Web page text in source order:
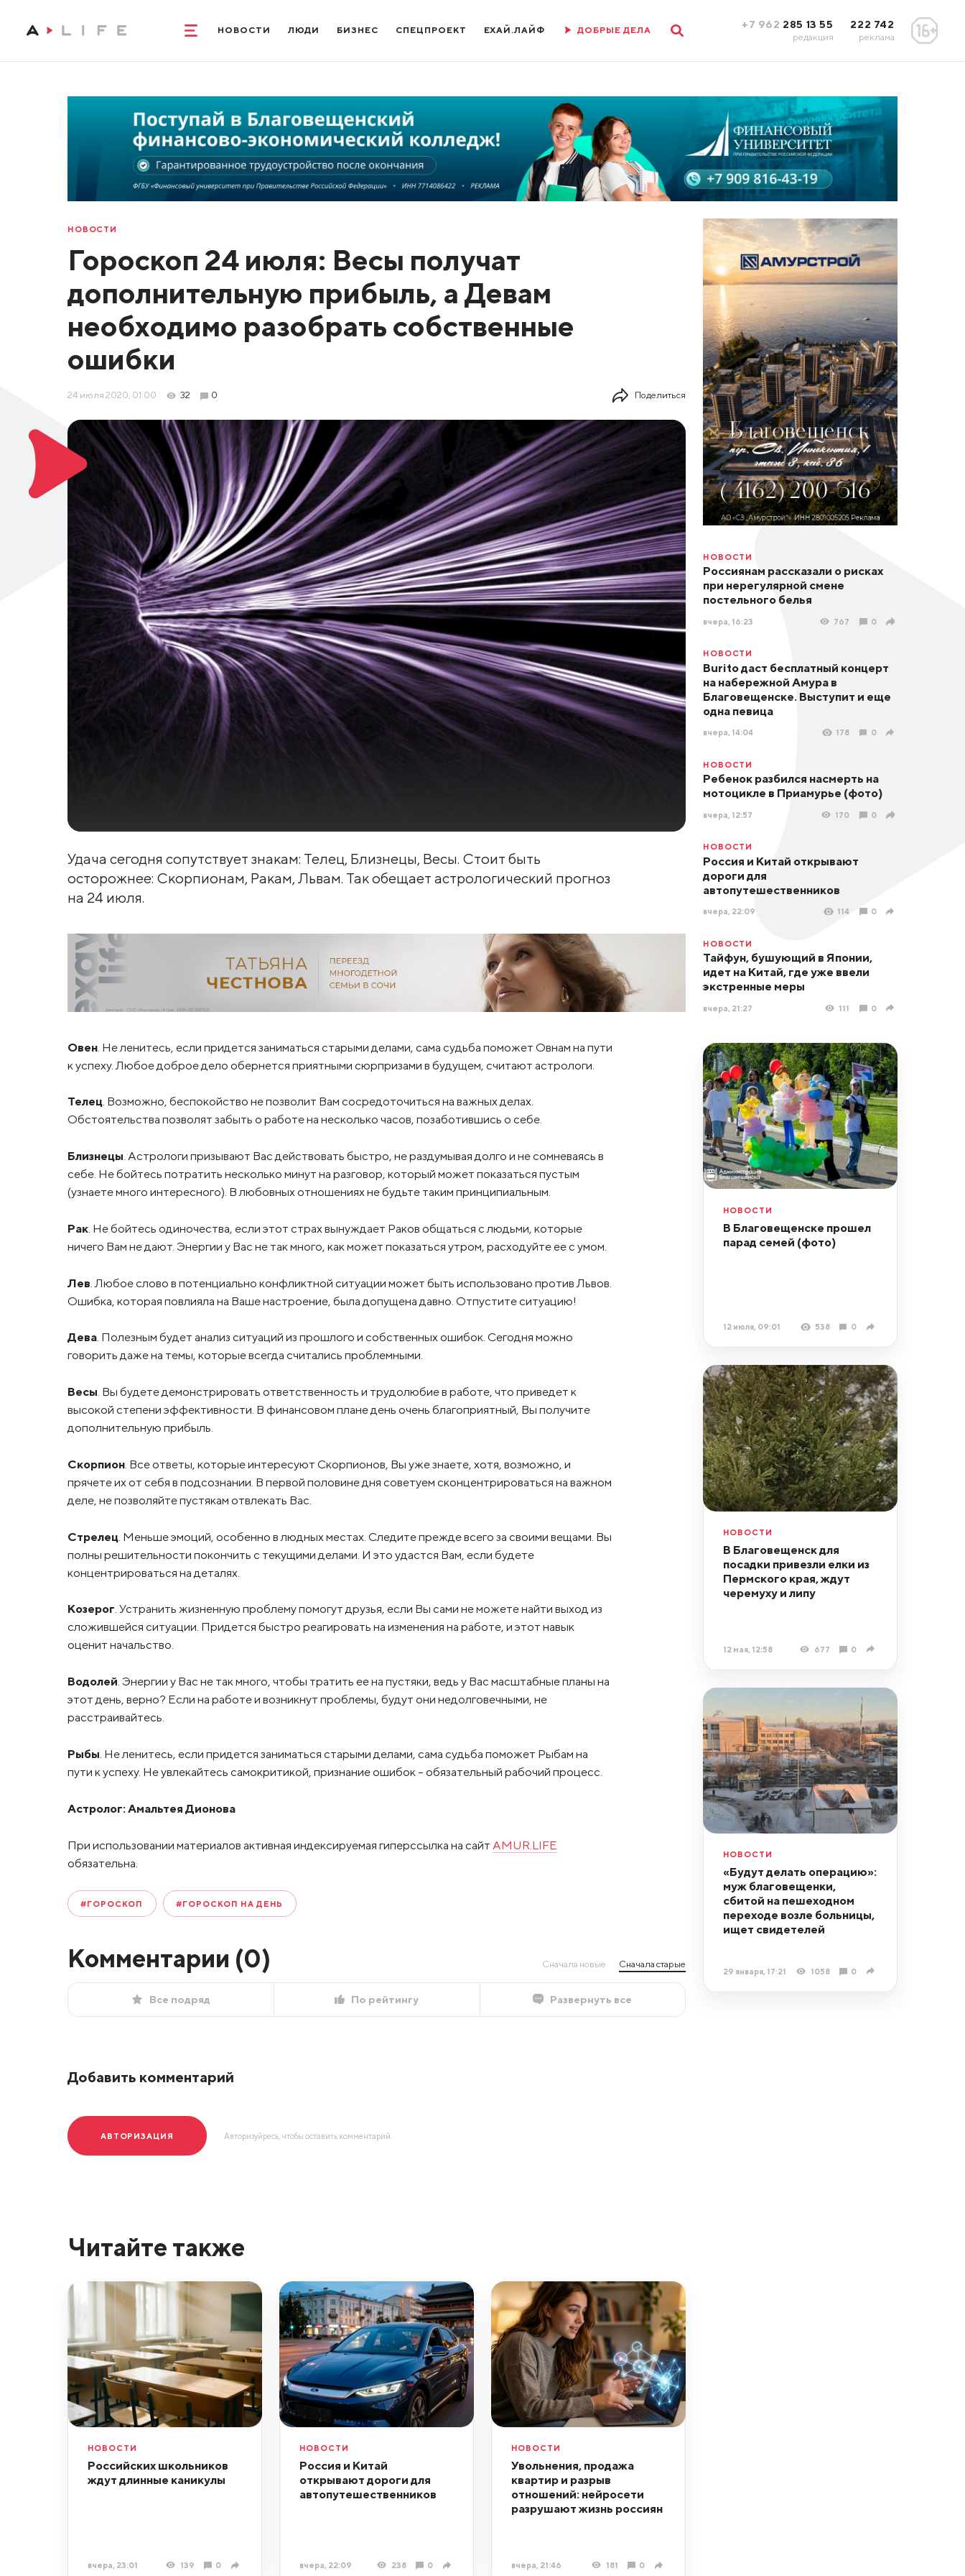
НОВОСТИ ЛЮДИ БИЗНЕС СПЕЦПРОЕКТ ЕХАЙ.ЛАЙФ ДОБРЫЕ ДЕЛА +7 962 285 13 55
редакция
222 742
реклама
НОВОСТИ
Гороскоп 24 июля: Весы получат
дополнительную прибыль, а Девам
необходимо разобрать собственные
ошибки
24 июля 2020, 01:00 32 0 Поделиться
Удача сегодня сопутствует знакам: Телец, Близнецы, Весы. Стоит быть
осторожнее: Скорпионам, Ракам, Львам. Так обещает астрологический прогноз
на 24 июля.
Овен. Не ленитесь, если придется заниматься старыми делами, сама судьба поможет Овнам на пути
к успеху. Любое доброе дело обернется приятными сюрпризами в будущем, считают астрологи.
Телец. Возможно, беспокойство не позволит Вам сосредоточиться на важных делах.
Обстоятельства позволят забыть о работе на несколько часов, позаботившись о себе.
Близнецы. Астрологи призывают Вас действовать быстро, не раздумывая долго и не сомневаясь в
себе. Не бойтесь потратить несколько минут на разговор, который может показаться пустым
(узнаете много интересного). В любовных отношениях не будьте таким принципиальным.
Рак. Не бойтесь одиночества, если этот страх вынуждает Раков общаться с людьми, которые
ничего Вам не дают. Энергии у Вас не так много, как может показаться утром, расходуйте ее с умом.
Лев . Любое слово в потенциально конфликтной ситуации может быть использовано против Львов.
Ошибка, которая повлияла на Ваше настроение, была допущена давно. Отпустите ситуацию!
Дева. Полезным будет анализ ситуаций из прошлого и собственных ошибок. Сегодня можно
говорить даже на темы, которые всегда считались проблемными.
Весы. Вы будете демонстрировать ответственность и трудолюбие в работе, что приведет к
высокой степени эффективности. В финансовом плане день очень благоприятный, Вы получите
дополнительную прибыль.
Скорпион. Все ответы, которые интересуют Скорпионов, Вы уже знаете, хотя, возможно, и
прячете их от себя в подсознании. В первой половине дня советуем сконцентрироваться на важном
деле, не позволяйте пустякам отвлекать Вас.
Стрелец. Меньше эмоций, особенно в людных местах. Следите прежде всего за своими вещами. Вы
полны решительности покончить с текущими делами. И это удастся Вам, если будете
концентрироваться на деталях.
Козерог. Устранить жизненную проблему помогут друзья, если Вы сами не можете найти выход из
сложившейся ситуации. Придется быстро реагировать на изменения на работе, и этот навык
оценит начальство.
Водолей. Энергии у Вас не так много, чтобы тратить ее на пустяки, ведь у Вас масштабные планы на
этот день, верно? Если на работе и возникнут проблемы, будут они недолговечными, не
расстраивайтесь.
Рыбы . Не ленитесь, если придется заниматься старыми делами, сама судьба поможет Рыбам на
пути к успеху. Не увлекайтесь самокритикой, признание ошибок – обязательный рабочий процесс.
Астролог:Амальтея Дионова
При использовании материалов активная индексируемая гиперссылка на сайт AMUR.LIFE
обязательна.
#ГОРОСКОП #ГОРОСКОП НА ДЕНЬ
Комментарии (0) Сначала новые Сначала старые
Все подряд По рейтингу Развернуть все
Добавить комментарий
АВТОРИЗАЦИЯ Авторизуйресь, чтобы оставить комментарий.
НОВОСТИ
Россиянам рассказали о рисках
при нерегулярной смене
постельного белья
вчера, 16:23 767 0
НОВОСТИ
Burito даст бесплатный концерт
на набережной Амура в
Благовещенске. Выступит и еще
одна певица
вчера, 14:04 178 0
НОВОСТИ
Ребенок разбился насмерть на
мотоцикле в Приамурье (фото)
вчера, 12:57 170 0
НОВОСТИ
Россия и Китай открывают
дороги для
автопутешественников
вчера, 22:09 114 0
НОВОСТИ
Тайфун, бушующий в Японии,
идет на Китай, где уже ввели
экстренные меры
вчера, 21:27 111 0
НОВОСТИ
В Благовещенске прошел
парад семей (фото)
12 июля, 09:01 538 0
НОВОСТИ
В Благовещенск для
посадки привезли елки из
Пермского края, ждут
черемуху и липу
12 мая, 12:58 677 0
НОВОСТИ
«Будут делать операцию»:
муж благовещенки,
сбитой на пешеходном
переходе возле больницы,
ищет свидетелей
29 января, 17:21 1058 0
Читайте также
НОВОСТИ
Российских школьников
ждут длинные каникулы
вчера, 23:01 139 0
НОВОСТИ
Россия и Китай
открывают дороги для
автопутешественников
вчера, 22:09 238 0
НОВОСТИ
Увольнения, продажа
квартир и разрыв
отношений: нейросети
разрушают жизнь россиян
вчера, 21:46 181 0